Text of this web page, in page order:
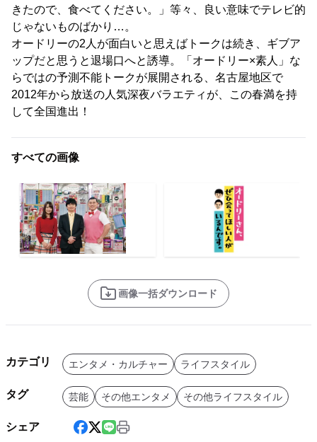
きたので、食べてください。」等々、良い意味でテレビ的
じゃないものばかり…。
オードリーの2人が面白いと思えばトークは続き、ギブア
ップだと思うと退場口へと誘導。「オードリー×素人」な
らではの予測不能トークが展開される、名古屋地区で
2012年から放送の人気深夜バラエティが、この春満を持
して全国進出！
すべての画像
画像一括ダウンロード
カテゴリ エンタメ・カルチャー ライフスタイル
タグ 芸能 その他エンタメ その他ライフスタイル
シェア